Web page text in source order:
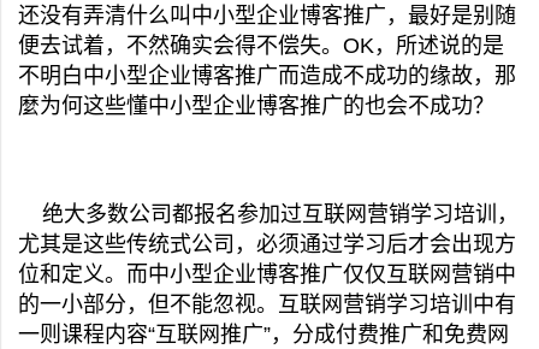
还没有弄清什么叫中小型企业博客推广，最好是别随
便去试着，不然确实会得不偿失。OK，所述说的是
不明白中小型企业博客推广而造成不成功的缘故，那
麼为何这些懂中小型企业博客推广的也会不成功？
绝大多数公司都报名参加过互联网营销学习培训，
尤其是这些传统式公司，必须通过学习后才会出现方
位和定义。而中小型企业博客推广仅仅互联网营销中
的一小部分，但不能忽视。互联网营销学习培训中有
一则课程内容“互联网推广”，分成付费推广和免费网